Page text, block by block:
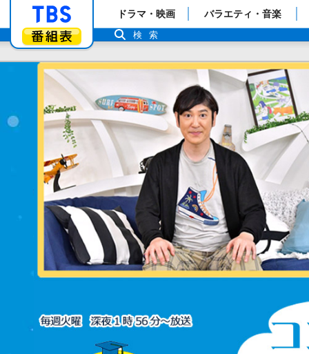
「TBSテレビ」トップページ
番組表
ドラマ・映画 バラエティ・音楽
検索